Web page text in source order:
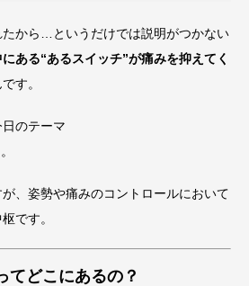
たから…というだけでは説明がつかない
ある“あるスイッチ”が痛みを抑えてく
です。
のテーマ
。
、姿勢や痛みのコントロールにおいて
です。
てどこにあるの？